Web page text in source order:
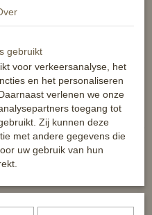
gebruikt
voor verkeersanalyse, het
en het personaliseren
verlenen we onze
toegang tot
Zij kunnen deze
met andere gegevens die
uw gebruik van hun